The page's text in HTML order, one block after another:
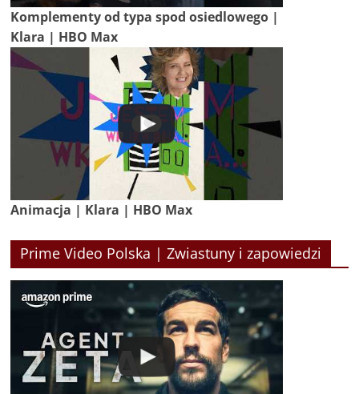
Komplementy od typa spod osiedlowego |
Klara | HBO Max
Animacja | Klara | HBO Max
Prime Video Polska | Zwiastuny i zapowiedzi